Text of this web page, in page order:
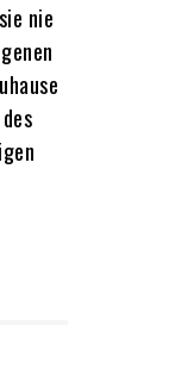
nie